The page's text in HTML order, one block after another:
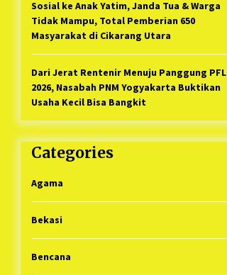
Sosial ke Anak Yatim, Janda Tua & Warga
Tidak Mampu, Total Pemberian 650
Masyarakat di Cikarang Utara
Dari Jerat Rentenir Menuju Panggung PFL
2026, Nasabah PNM Yogyakarta Buktikan
Usaha Kecil Bisa Bangkit
Categories
Agama
Bekasi
Bencana